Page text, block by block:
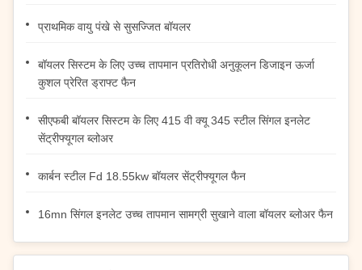
प्राथमिक वायु पंखे से सुसज्जित बॉयलर
बॉयलर सिस्टम के लिए उच्च तापमान प्रतिरोधी अनुकूलन डिजाइन ऊर्जा
कुशल प्रेरित ड्राफ्ट फैन
सीएफबी बॉयलर सिस्टम के लिए 415 वी क्यू 345 स्टील सिंगल इनलेट
सेंट्रीफ्यूगल ब्लोअर
कार्बन स्टील Fd 18.55kw बॉयलर सेंट्रीफ्यूगल फैन
16mn सिंगल इनलेट उच्च तापमान सामग्री सुखाने वाला बॉयलर ब्लोअर फैन